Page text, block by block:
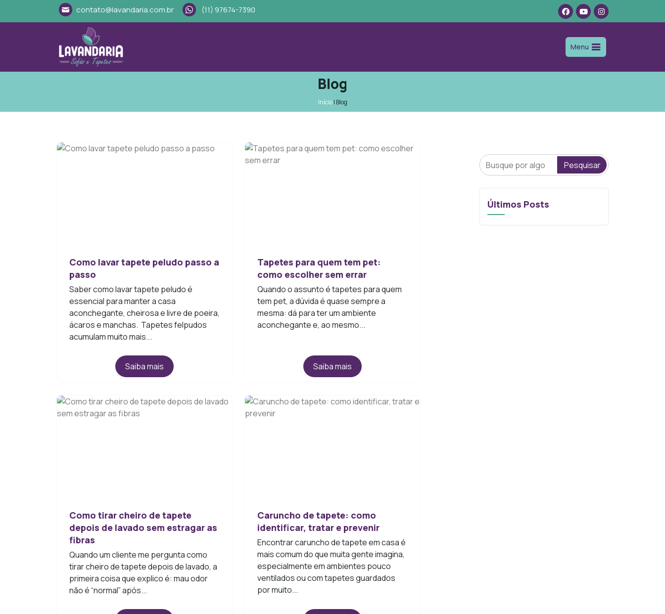
contato@lavandaria.com.br (11) 97674-7390
Menu
Blog
Início| Blog
Como lavar tapete peludo passo a
passo
Saber como lavar tapete peludo é
essencial para manter a casa
aconchegante, cheirosa e livre de poeira,
ácaros e manchas. Tapetes felpudos
acumulam muito mais...
Saiba mais
Tapetes para quem tem pet:
como escolher sem errar
Quando o assunto é tapetes para quem
tem pet, a dúvida é quase sempre a
mesma: dá para ter um ambiente
aconchegante e, ao mesmo...
Saiba mais
Como tirar cheiro de tapete
depois de lavado sem estragar as
fibras
Quando um cliente me pergunta como
tirar cheiro de tapete depois de lavado, a
primeira coisa que explico é: mau odor
não é “normal” após...
Caruncho de tapete: como
identificar, tratar e prevenir
Encontrar caruncho de tapete em casa é
mais comum do que muita gente imagina,
especialmente em ambientes pouco
ventilados ou com tapetes guardados
por muito...
Pesquisar
Últimos Posts